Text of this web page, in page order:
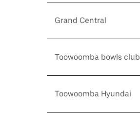
Grand Central
Toowoomba bowls club
Toowoomba Hyundai